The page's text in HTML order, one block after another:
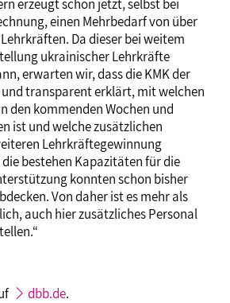
erzeugt schon jetzt, selbst bei
einen Mehrbedarf von über
Da dieser bei weitem
ukrainischer Lehrkräfte
erwarten wir, dass die KMK der
transparent erklärt, mit welchen
den kommenden Wochen und
ist und welche zusätzlichen
Lehrkräftegewinnung
bestehen Kapazitäten für die
konnten schon bisher
Von daher ist es mehr als
auch hier zusätzliches Personal
dbb.de.